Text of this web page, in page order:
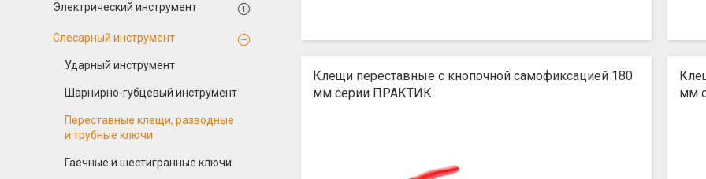
Клещи переставные с кнопочной самофиксацией 180
мм серии ПРАКТИК
мм
Электрический инструмент
Слесарный инструмент
Ударный инструмент
Шарнирно-губцевый инструмент
Переставные клещи, разводные
и трубные ключи
Гаечные и шестигранные ключи